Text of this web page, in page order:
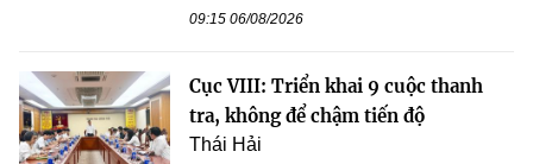
09:15 06/08/2026
Cục VIII: Triển khai 9 cuộc thanh
tra, không để chậm tiến độ
Thái Hải